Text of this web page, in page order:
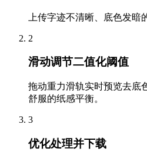
上传字迹不清晰、底色发暗
2
滑动调节二值化阈值
拖动重力滑轨实时预览去底
舒服的纸感平衡。
3
优化处理并下载